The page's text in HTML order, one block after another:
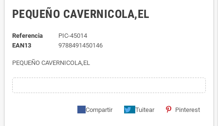
PEQUEÑO CAVERNICOLA,EL
Referencia
PIC-45014
EAN13
9788491450146
PEQUEÑO CAVERNICOLA,EL
Compartir Tuitear Pinterest